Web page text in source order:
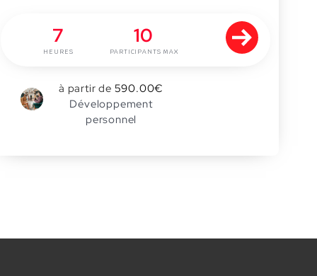
7
HEURES
10
PARTICIPANTS MAX
à partir de 590.00€
Développement
personnel